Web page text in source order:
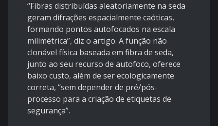
“Fibras distribuídas aleatoriamente na seda
geram difrações espacialmente caóticas,
formando pontos autofocados na escala
milimétrica”, diz o artigo. A função não
clonável física baseada em fibra de seda,
junto ao seu recurso de autofoco, oferece
baixo custo, além de ser ecologicamente
correta, “sem depender de pré/pós-
processo para a criação de etiquetas de
segurança”.